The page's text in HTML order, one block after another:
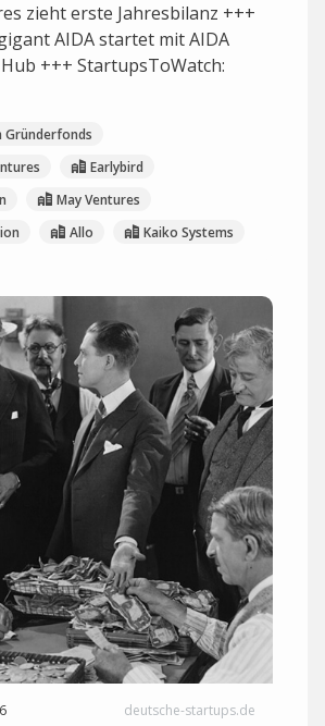
zieht erste Jahresbilanz +++
AIDA startet mit AIDA
+++ StartupsToWatch:
Gründerfonds
Earlybird
May Ventures
Allo Kaiko Systems
deutsche-startups.de